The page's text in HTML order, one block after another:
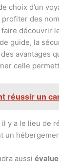
choix d’un
des
découvrir
guide, la
avantages
celle
réussir un
il y a le lieu
un
aussi